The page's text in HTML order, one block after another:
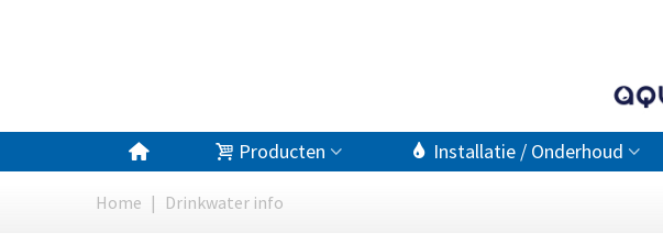
Producten Installatie / Onderhoud
Home | Drinkwater info